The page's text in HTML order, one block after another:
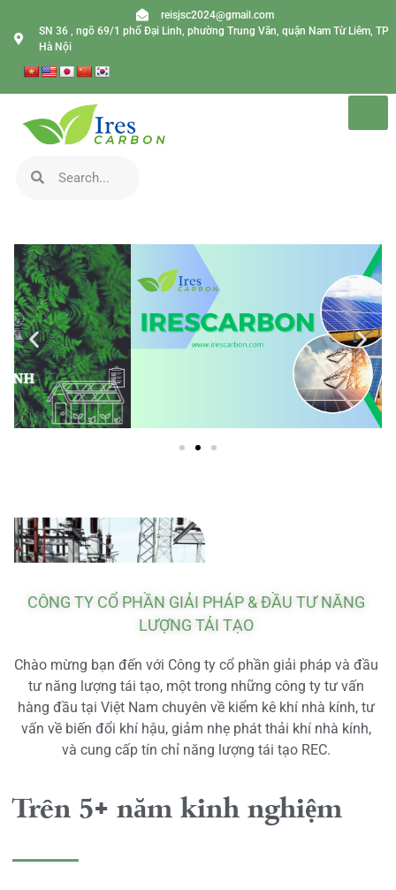
reisjsc2024@gmail.com
SN 36 , ngõ 69/1 phố Đại Linh, phường Trung Văn, quận Nam Từ Liêm, TP
Hà Nội
CÔNG TY CỔ PHẦN GIẢI PHÁP & ĐẦU TƯ NĂNG
LƯỢNG TÁI TẠO
Chào mừng bạn đến với Công ty cổ phần giải pháp và đầu
tư năng lượng tái tạo, một trong những công ty tư vấn
hàng đầu tại Việt Nam chuyên về kiểm kê khí nhà kính, tư
vấn về biến đổi khí hậu, giảm nhẹ phát thải khí nhà kính,
và cung cấp tín chỉ năng lượng tái tạo REC.
Trên 5+ năm kinh nghiệm